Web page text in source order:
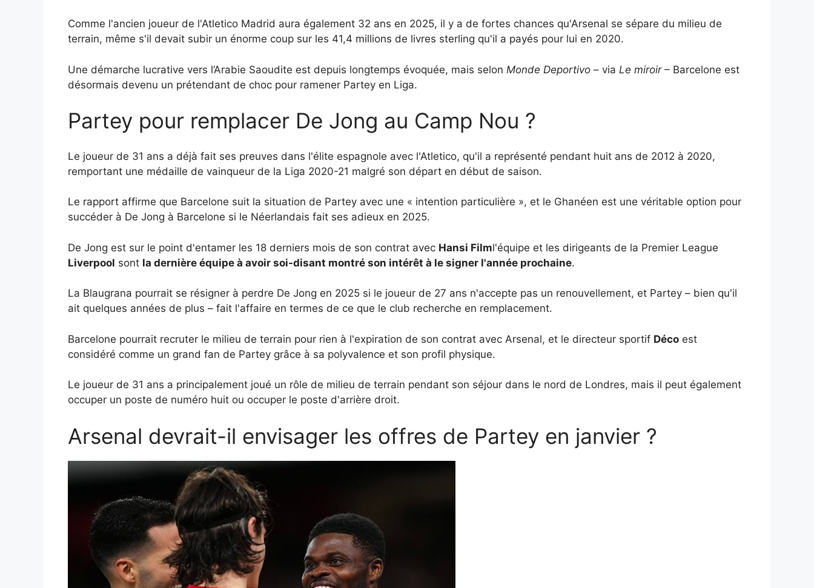
Comme l'ancien joueur de l'Atletico Madrid aura également 32 ans en 2025, il y a de fortes chances qu'Arsenal se sépare du milieu de
terrain, même s'il devait subir un énorme coup sur les 41,4 millions de livres sterling qu'il a payés pour lui en 2020.
Une démarche lucrative vers l’Arabie Saoudite est depuis longtemps évoquée, mais selon Monde Deportivo – via Le miroir– Barcelone est
désormais devenu un prétendant de choc pour ramener Partey en Liga.
Partey pour remplacer De Jong au Camp Nou ?
Le joueur de 31 ans a déjà fait ses preuves dans l'élite espagnole avec l'Atletico, qu'il a représenté pendant huit ans de 2012 à 2020,
remportant une médaille de vainqueur de la Liga 2020-21 malgré son départ en début de saison.
Le rapport affirme que Barcelone suit la situation de Partey avec une « intention particulière », et le Ghanéen est une véritable option pour
succéder à De Jong à Barcelone si le Néerlandais fait ses adieux en 2025.
De Jong est sur le point d'entamer les 18 derniers mois de son contrat avec Hansi Filml'équipe et les dirigeants de la Premier League
Liverpool sont la dernière équipe à avoir soi-disant montré son intérêt à le signer l'année prochaine.
La Blaugrana pourrait se résigner à perdre De Jong en 2025 si le joueur de 27 ans n'accepte pas un renouvellement, et Partey – bien qu'il
ait quelques années de plus – fait l'affaire en termes de ce que le club recherche en remplacement.
Barcelone pourrait recruter le milieu de terrain pour rien à l'expiration de son contrat avec Arsenal, et le directeur sportif Déco est
considéré comme un grand fan de Partey grâce à sa polyvalence et son profil physique.
Le joueur de 31 ans a principalement joué un rôle de milieu de terrain pendant son séjour dans le nord de Londres, mais il peut également
occuper un poste de numéro huit ou occuper le poste d'arrière droit.
Arsenal devrait-il envisager les offres de Partey en janvier ?